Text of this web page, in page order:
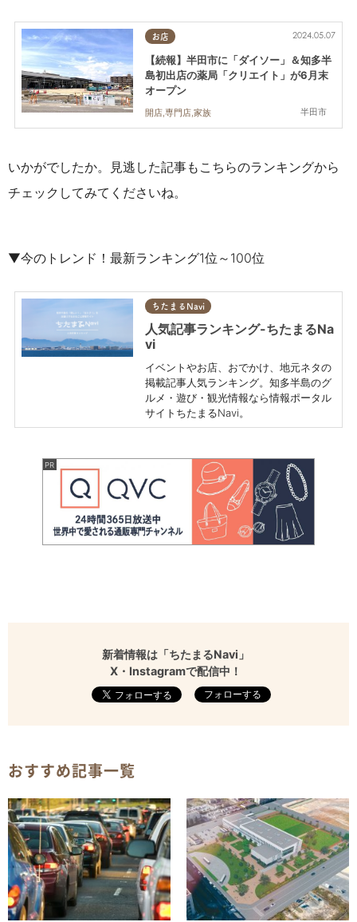
お店
半田市
2024.05.07
【続報】半田市に「ダイソー」＆知多半
島初出店の薬局「クリエイト」が6月末
オープン
開店,専門店,家族
いかがでしたか。見逃した記事もこちらのランキングから
チェックしてみてくださいね。
▼今のトレンド！最新ランキング1位～100位
ちたまるNavi
人気記事ランキング-ちたまるNa
vi
イベントやお店、おでかけ、地元ネタの
掲載記事人気ランキング。知多半島のグ
ルメ・遊び・観光情報なら情報ポータル
サイトちたまるNavi。
新着情報は「ちたまるNavi」
X・Instagramで配信中！
フォローする
おすすめ記事一覧